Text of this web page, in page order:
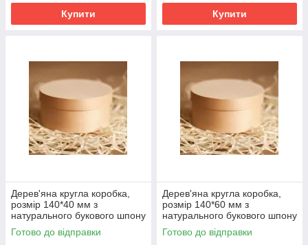
Купити Купити
Дерев'яна кругла коробка,
розмір 140*40 мм з
натурального букового шпону
Готово до відправки
Дерев'яна кругла коробка,
розмір 140*60 мм з
натурального букового шпону
М00-КР14560
Готово до відправки